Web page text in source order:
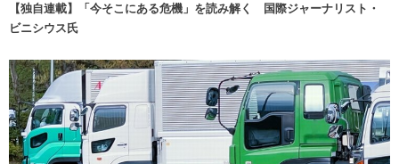
【独自連載】「今そこにある危機」を読み解く 国際ジャーナリスト・
ビニシウス氏